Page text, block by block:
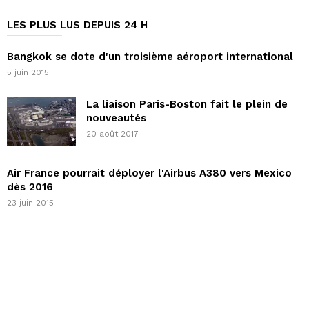
LES PLUS LUS DEPUIS 24 H
Bangkok se dote d'un troisième aéroport international
5 juin 2015
La liaison Paris-Boston fait le plein de
nouveautés
20 août 2017
Air France pourrait déployer l'Airbus A380 vers Mexico
dès 2016
23 juin 2015